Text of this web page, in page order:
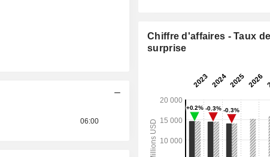
06:00
Chiffre d'affaires - Taux de
surprise